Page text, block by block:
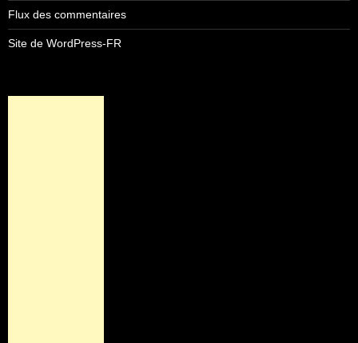
Flux des commentaires
Site de WordPress-FR